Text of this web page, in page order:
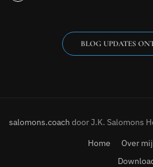
BLOG UPDATES
salomons.coach door J.K. Salomons
Home
Over mij